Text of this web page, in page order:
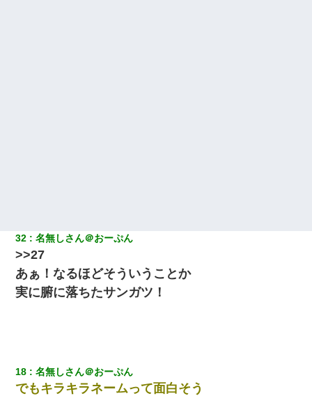
32 名無しさん＠おーぷん
>>27
あぁ！なるほどそういうことか
実に腑に落ちたサンガツ！
18 名無しさん＠おーぷん
でもキラキラネームって面白そう